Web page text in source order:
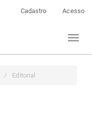
Cadastro Acesso
Toggle
Editorial